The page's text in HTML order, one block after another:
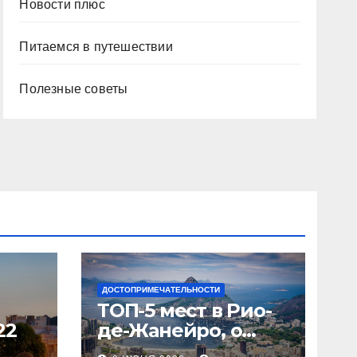
Новости плюс
Питаемся в путешествии
Полезные советы
ДОСТОПРИМЕЧАТЕЛЬНОСТИ
ТОП-5 мест в Рио-
де-Жанейро, о
которых вы не